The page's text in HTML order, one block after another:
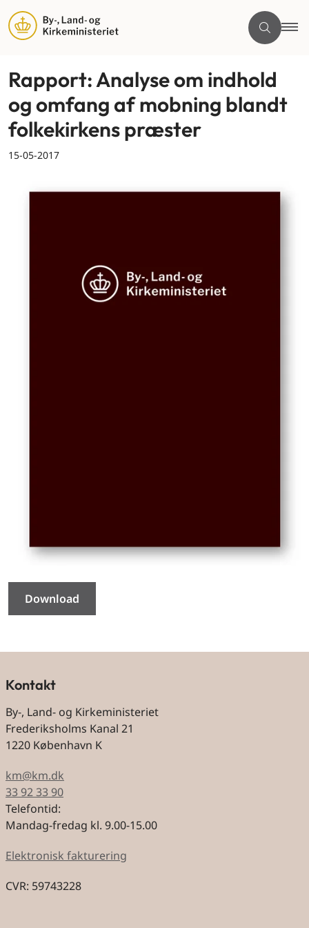
Rapport: Analyse om indhold
og omfang af mobning blandt
folkekirkens præster
15-05-2017
Download
Kontakt
By-, Land- og Kirkeministeriet
Frederiksholms Kanal 21
1220 København K
km@km.dk
33 92 33 90
Telefontid:
Mandag-fredag kl. 9.00-15.00
Elektronisk fakturering
CVR: 59743228